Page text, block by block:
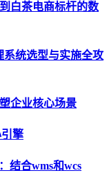
白茶电商标杆的数
统选型与实施全攻
企业核心场景
擎
结合wms和wcs